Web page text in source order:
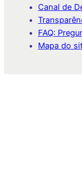
Canal de
FAQ:
Mapa do